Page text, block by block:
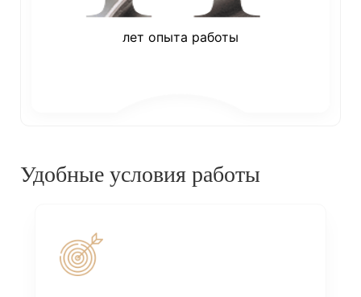
лет опыта работы
Удобные условия работы